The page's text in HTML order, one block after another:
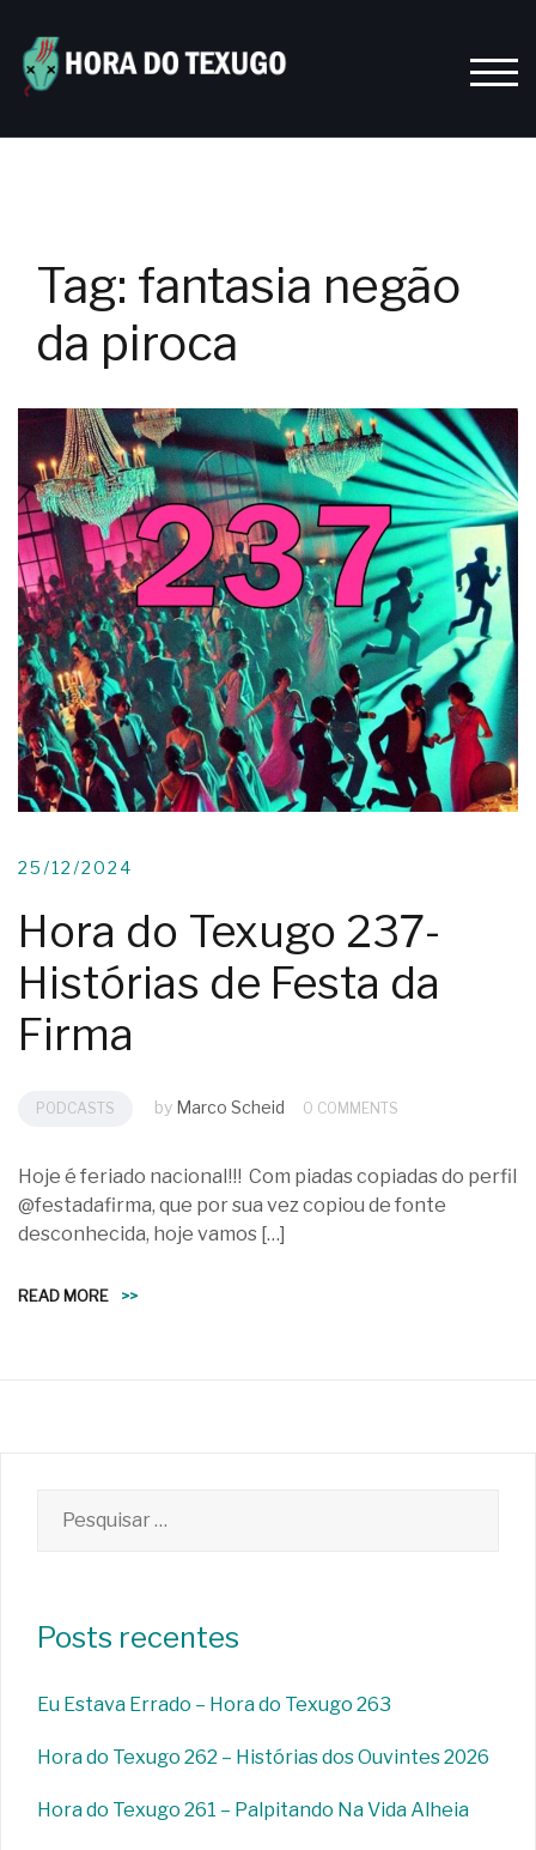
content
Tag: fantasia negão
da piroca
25/12/2024
Hora do Texugo 237-
Histórias de Festa da
Firma
PODCASTS by Marco Scheid 0 COMMENTS
Hoje é feriado nacional!!! Com piadas copiadas do perfil
@festadafirma, que por sua vez copiou de fonte
desconhecida, hoje vamos […]
READ MORE >>
por:
Posts recentes
Eu Estava Errado – Hora do Texugo 263
Hora do Texugo 262 – Histórias dos Ouvintes 2026
Hora do Texugo 261 – Palpitando Na Vida Alheia